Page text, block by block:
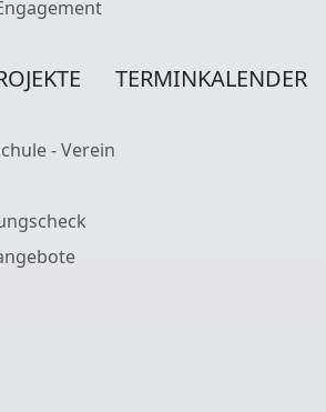
- Verein
TERMINKALENDER